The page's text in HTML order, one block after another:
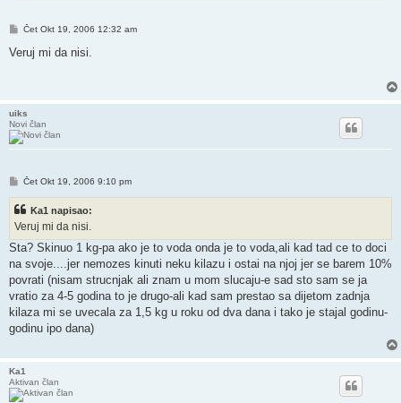
Post
Čet Okt 19, 2006 12:32 am
Veruj mi da nisi.
uiks
Novi član
Post
Čet Okt 19, 2006 9:10 pm
Ka1 napisao:
Veruj mi da nisi.
Sta? Skinuo 1 kg-pa ako je to voda onda je to voda,ali kad tad ce to doci
na svoje....jer nemozes kinuti neku kilazu i ostai na njoj jer se barem 10%
povrati (nisam strucnjak ali znam u mom slucaju-e sad sto sam se ja
vratio za 4-5 godina to je drugo-ali kad sam prestao sa dijetom zadnja
kilaza mi se uvecala za 1,5 kg u roku od dva dana i tako je stajal godinu-
godinu ipo dana)
Ka1
Aktivan član